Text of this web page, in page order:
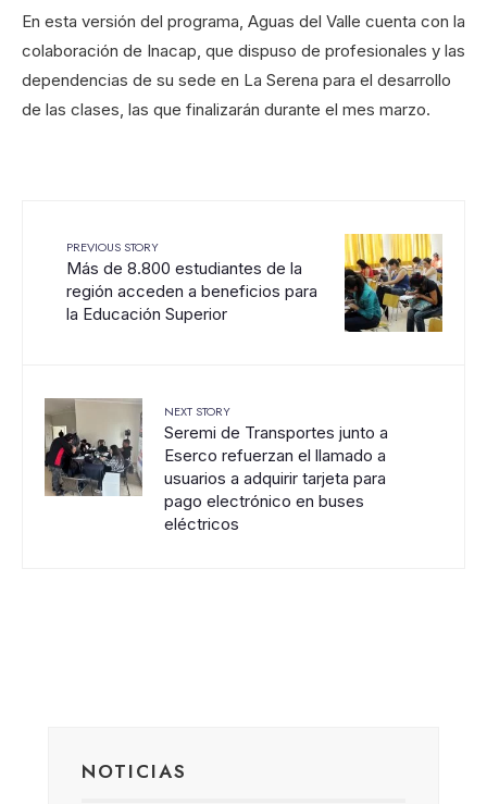
En esta versión del programa, Aguas del Valle cuenta con la
colaboración de Inacap, que dispuso de profesionales y las
dependencias de su sede en La Serena para el desarrollo
de las clases, las que finalizarán durante el mes marzo.
PREVIOUS STORY
Más de 8.800 estudiantes de la
región acceden a beneficios para
la Educación Superior
NEXT STORY
Seremi de Transportes junto a
Eserco refuerzan el llamado a
usuarios a adquirir tarjeta para
pago electrónico en buses
eléctricos
NOTICIAS